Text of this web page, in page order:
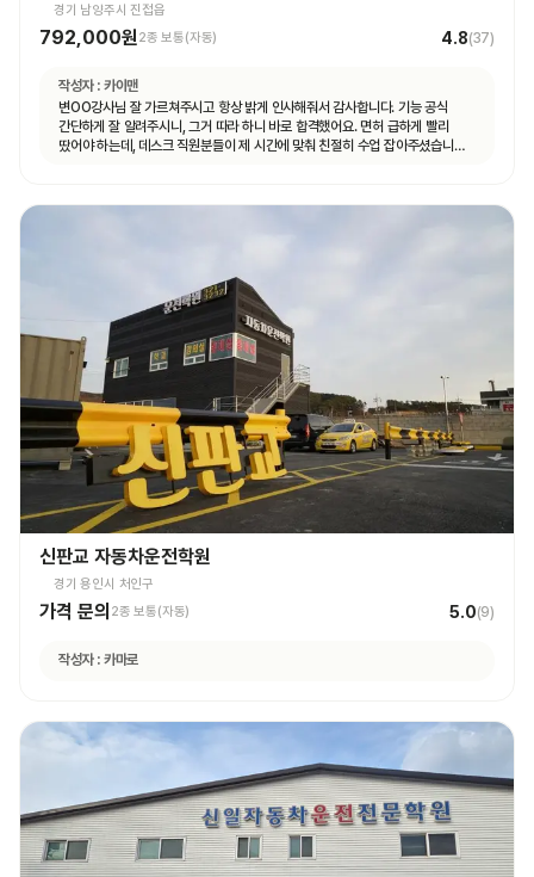
경기 남양주시 진접읍
792,000원 2종 보통(자동) 4.8(37)
작성자 : 카이맨
변OO강사님 잘 가르쳐주시고 항상 밝게 인사해줘서 감사합니다. 기능 공식
간단하게 잘 알려주시니, 그거 따라 하니 바로 합격했어요. 면허 급하게 빨리
땄어야 하는데, 데스크 직원분들이 제 시간에 맞춰 친절히 수업 잡아주셨습니다.
신판교 자동차운전학원
경기 용인시 처인구
가격 문의 2종 보통(자동) 5.0(9)
작성자 : 카마로